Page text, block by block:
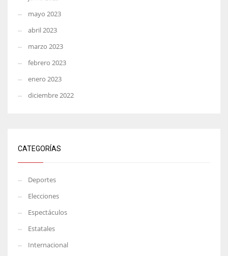
mayo 2023
abril 2023
marzo 2023
febrero 2023
enero 2023
diciembre 2022
CATEGORÍAS
Deportes
Elecciones
Espectáculos
Estatales
Internacional